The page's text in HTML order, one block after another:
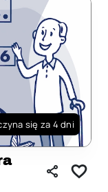
się za 4 dni